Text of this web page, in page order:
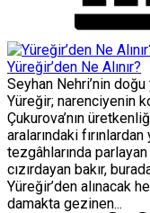
Yüreğir’den Ne Alınır?
Seyhan Nehri’nin doğu
Yüreğir; narenciyenin
Çukurova’nın
aralarındaki
tezgâhlarında
cızırdayan bakır,
Yüreğir’den alınacak
damakta gezinen...